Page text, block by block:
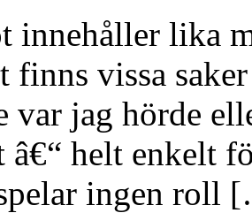
innehåller lika
finns vissa
var jag hörde
â€“ helt enkelt
ingen roll